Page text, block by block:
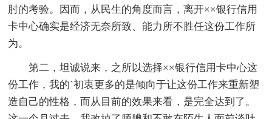
肘的考验。因而，从民生的角度而言，离开××银行信用
卡中心确实是经济无奈所致、能力所不胜任这份工作所
为。
第二，坦诚说来，之所以选择××银行信用卡中心这
份工作，我的`初衷更多的是倾向于让这份工作来重新塑
造自己的性格，而从目前的效果来看，是完全达到了。